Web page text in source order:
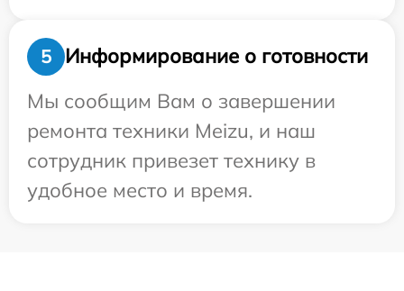
5
Информирование о готовности
Мы сообщим Вам о завершении
ремонта техники Meizu, и наш
сотрудник привезет технику в
удобное место и время.